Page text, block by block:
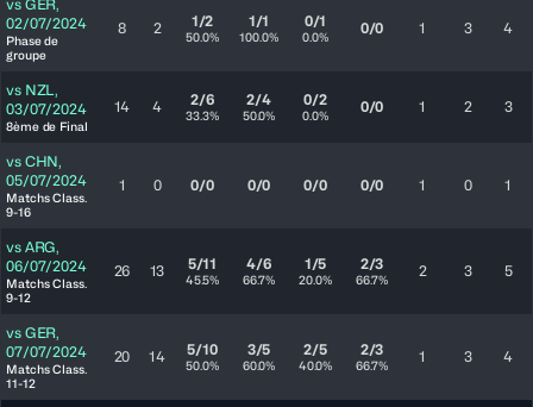
vs GER,
02/07/2024
Phase de
groupe
8 2 1/2
50.0%
1/1
100.0%
0/1
0.0% 0/0 1 3 4
vs NZL,
03/07/2024
8ème de Final
14 4 2/6
33.3%
2/4
50.0%
0/2
0.0% 0/0 1 2 3
vs CHN,
05/07/2024
Matchs Class.
9-16
1 0 0/0 0/0 0/0 0/0 1 0 1
vs ARG,
06/07/2024
Matchs Class.
9-12
26 13 5/11
45.5%
4/6
66.7%
1/5
20.0%
2/3
66.7% 2 3 5
vs GER,
07/07/2024
Matchs Class.
11-12
20 14 5/10
50.0%
3/5
60.0%
2/5
40.0%
2/3
66.7% 1 3 4